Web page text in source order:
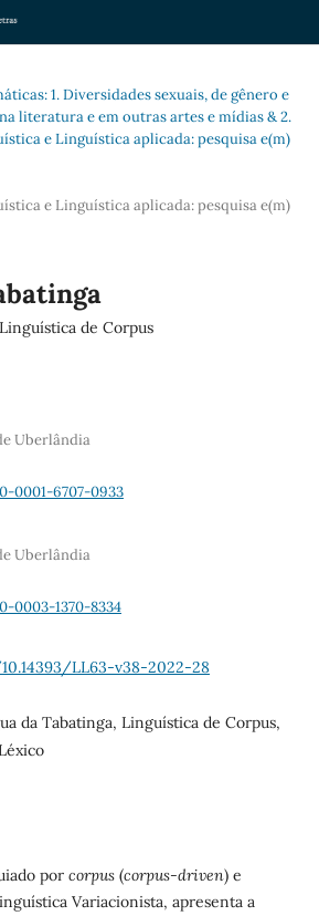
1. Diversidades sexuais, de gênero e
literatura e em outras artes e mídias & 2.
e Linguística aplicada: pesquisa e(m)
e Linguística aplicada: pesquisa e(m)
de Corpus
Uberlândia
6707-0933
Uberlândia
1370-8334
LL63-v38-2022-28
da Tabatinga, Linguística de Corpus,
por corpus(corpus-driven) e
Variacionista, apresenta a